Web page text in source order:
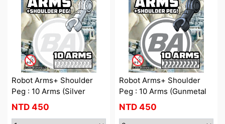
Robot Arms+ Shoulder
Peg : 10 Arms (Silver
NTD 450
Robot Arms+ Shoulder
Peg : 10 Arms (Gunmetal
NTD 450